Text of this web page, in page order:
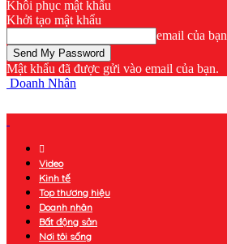
Khôi phục mật khẩu
Khởi tạo mật khẩu
email của bạn
Mật khẩu đã được gửi vào email của bạn.
Doanh Nhân
Video
Kinh tế
Top thương hiệu
Doanh nhân
Bất động sản
Nơi tôi sống